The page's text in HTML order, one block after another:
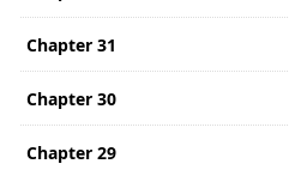
Chapter 31
Chapter 30
Chapter 29